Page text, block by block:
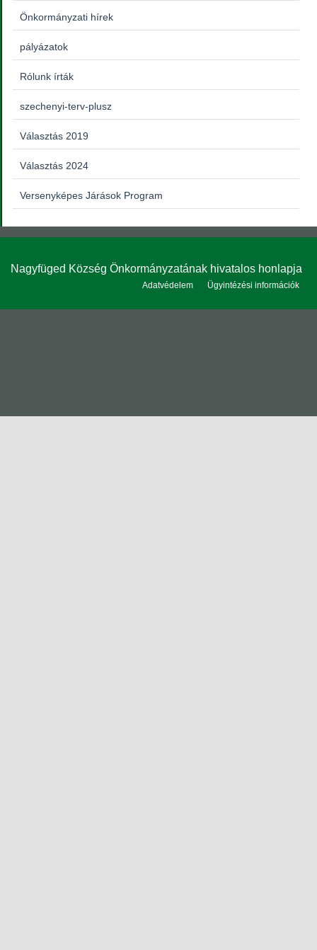
Önkormányzati hírek
pályázatok
Rólunk írták
szechenyi-terv-plusz
Választás 2019
Választás 2024
Versenyképes Járások Program
Nagyfüged Község Önkormányzatának hivatalos honlapja
Adatvédelem Ügyintézési információk